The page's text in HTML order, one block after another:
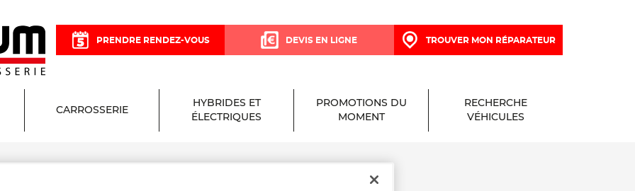
PRENDRE RENDEZ-VOUS DEVIS EN LIGNE TROUVER MON RÉPARATEUR
CARROSSERIE
HYBRIDES ET
ÉLECTRIQUES
PROMOTIONS DU
MOMENT
RECHERCHE
VÉHICULES